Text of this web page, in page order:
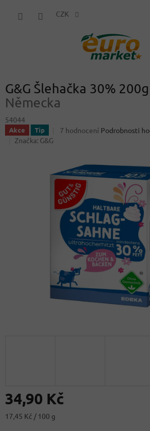
CZK
G&G Šlehačka 30% 200g
Německa
54044
Akce Tip
Průměrné
3,9
z
hvězdiček.
7 hodnocení Podrobnosti
Značka: G&G
34,90 Kč
Měrná
17,45 Kč / 100 g